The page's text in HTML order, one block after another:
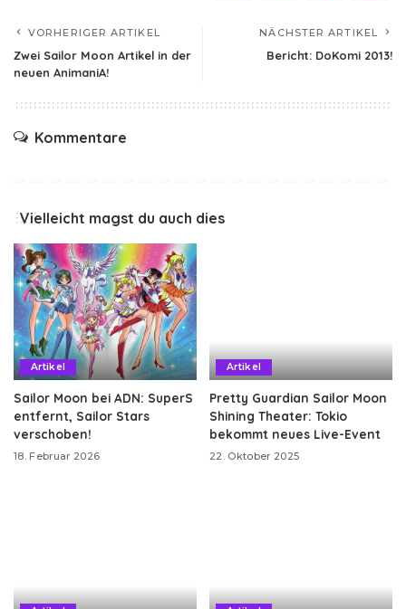
VORHERIGER ARTIKEL
Zwei Sailor Moon Artikel in der
neuen AnimaniA!
NÄCHSTER ARTIKEL
Bericht: DoKomi 2013!
Kommentare
Vielleicht magst du auch dies
Artikel
Sailor Moon bei ADN: SuperS
entfernt, Sailor Stars
verschoben!
18. Februar 2026
Artikel
Pretty Guardian Sailor Moon
Shining Theater: Tokio
bekommt neues Live-Event
22. Oktober 2025